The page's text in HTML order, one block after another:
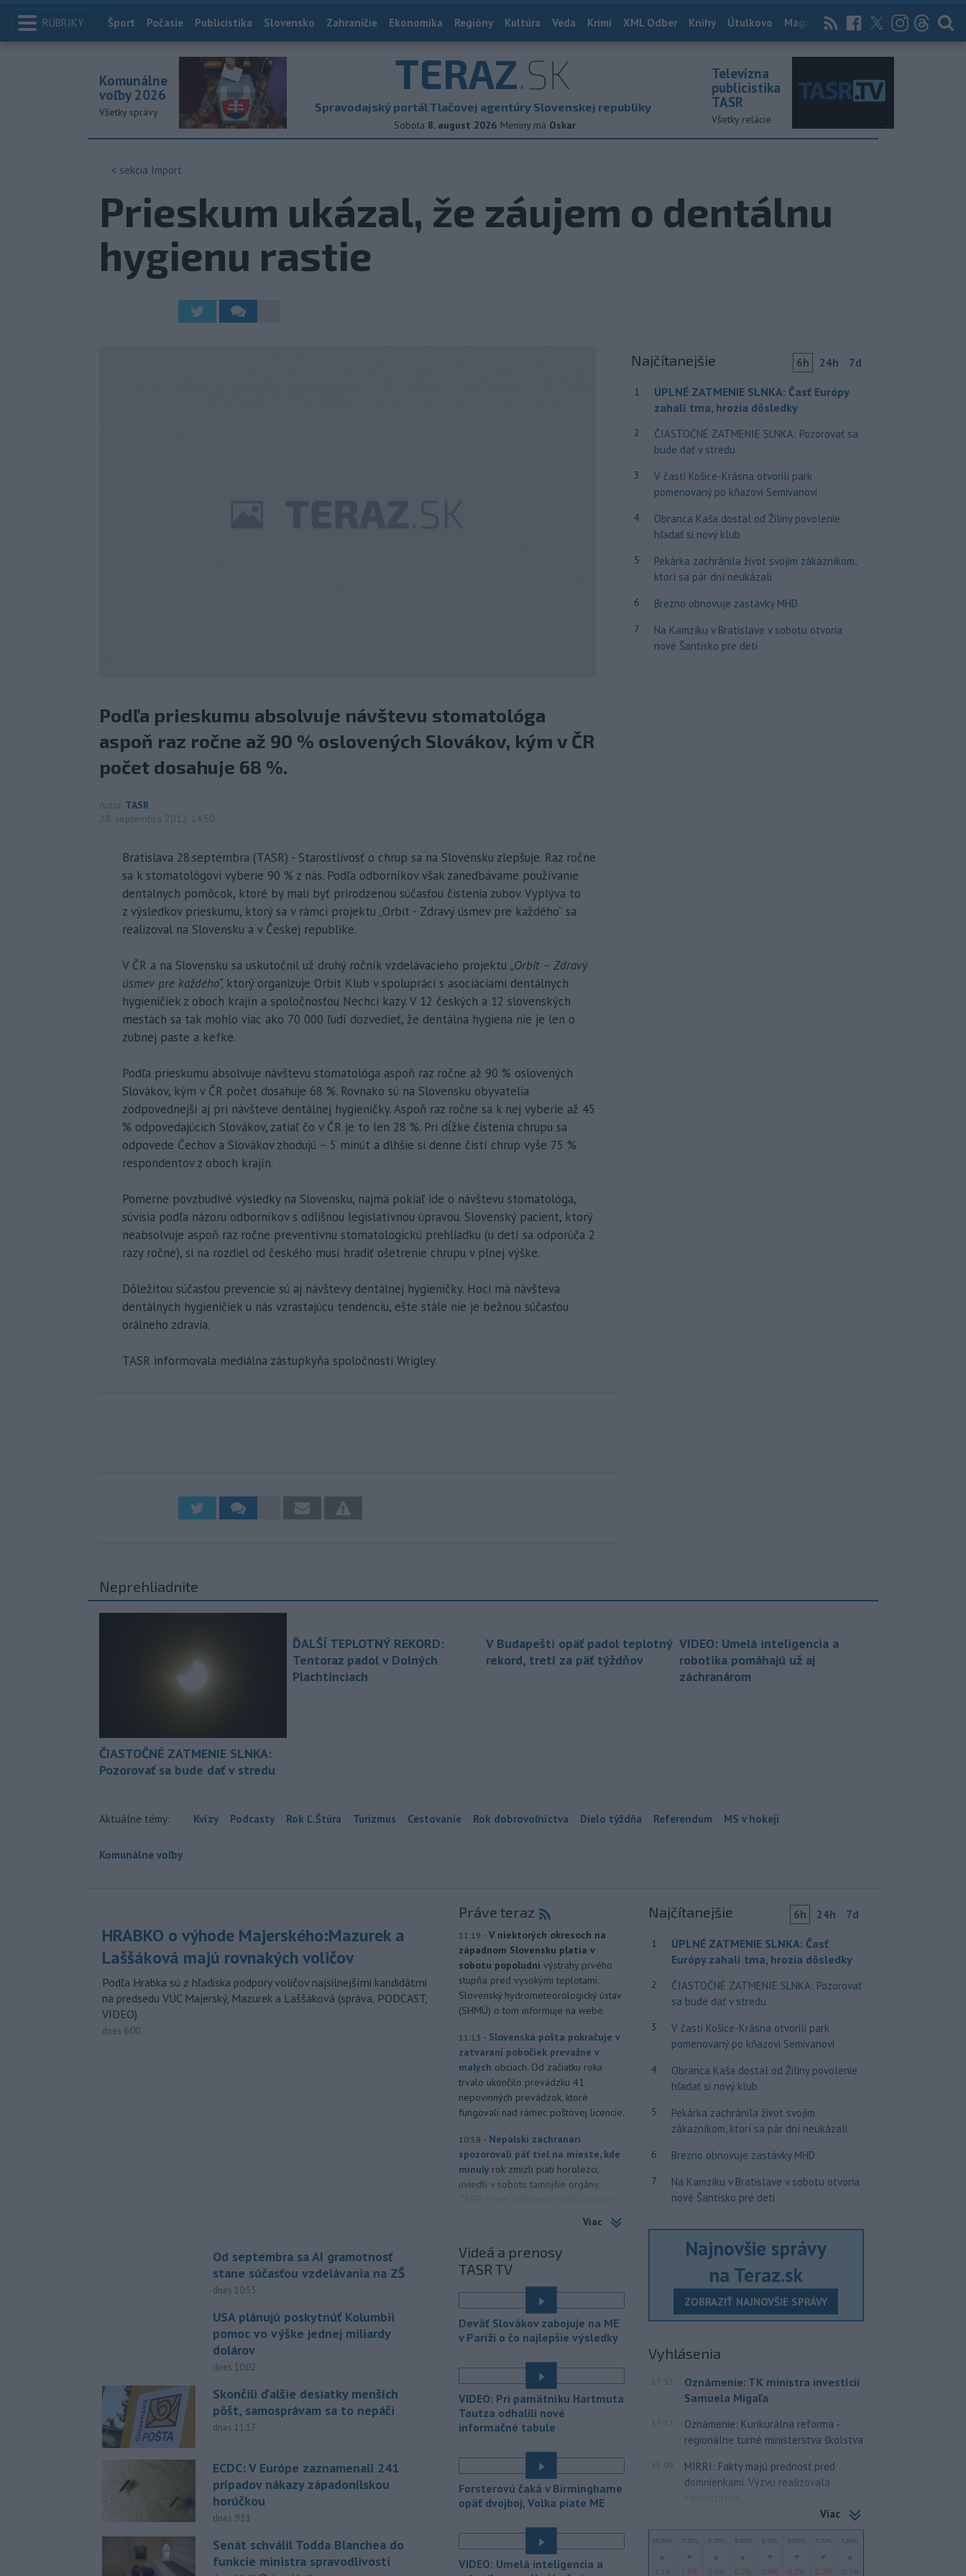
RUBRIKY Index
Šport Počasie Publicistika Slovensko Zahraničie Ekonomika Regióny Kultúra Veda Krimi XML Odber Knihy Útulkovo Magazín News Now Archív
TERAZ.SK
Spravodajský portál Tlačovej agentúry Slovenskej republiky
Sobota 8. august 2026 Meniny má Oskar
Komunálne
voľby 2026
Všetky správy
Televízna
publicistika
TASR
Všetky relácie
< sekcia Import
Prieskum ukázal, že záujem o dentálnu
hygienu rastie
Podľa prieskumu absolvuje návštevu stomatológa
aspoň raz ročne až 90 % oslovených Slovákov, kým v ČR
počet dosahuje 68 %.
Autor TASR
28. septembra 2012 14:50
Bratislava 28.septembra (TASR) - Starostlivosť o chrup sa na Slovensku zlepšuje. Raz ročne
sa k stomatológovi vyberie 90 % z nás. Podľa odborníkov však zanedbávame používanie
dentálnych pomôcok, ktoré by mali byť prirodzenou súčasťou čistenia zubov. Vyplýva to
z výsledkov prieskumu, ktorý sa v rámci projektu „Orbit - Zdravý úsmev pre každého“ sa
realizoval na Slovensku a v Českej republike.
V ČR a na Slovensku sa uskutočnil už druhý ročník vzdelávacieho projektu „Orbit – Zdravý
úsmev pre každého“, ktorý organizuje Orbit Klub v spolupráci s asociáciami dentálnych
hygieničiek z oboch krajín a spoločnosťou Nechci kazy. V 12 českých a 12 slovenských
mestách sa tak mohlo viac ako 70 000 ľudí dozvedieť, že dentálna hygiena nie je len o
zubnej paste a kefke.
Podľa prieskumu absolvuje návštevu stomatológa aspoň raz ročne až 90 % oslovených
Slovákov, kým v ČR počet dosahuje 68 %. Rovnako sú na Slovensku obyvatelia
zodpovednejší aj pri návšteve dentálnej hygieničky. Aspoň raz ročne sa k nej vyberie až 45
% odpovedajúcich Slovákov, zatiaľ čo v ČR je to len 28 %. Pri dĺžke čistenia chrupu sa
odpovede Čechov a Slovákov zhodujú – 5 minút a dlhšie si denne čistí chrup vyše 75 %
respondentov z oboch krajín.
Pomerne povzbudivé výsledky na Slovensku, najmä pokiaľ ide o návštevu stomatológa,
súvisia podľa názoru odborníkov s odlišnou legislatívnou úpravou. Slovenský pacient, ktorý
neabsolvuje aspoň raz ročne preventívnu stomatologickú prehliadku (u detí sa odporúča 2
razy ročne), si na rozdiel od českého musí hradiť ošetrenie chrupu v plnej výške.
Dôležitou súčasťou prevencie sú aj návštevy dentálnej hygieničky. Hoci má návšteva
dentálnych hygieničiek u nás vzrastajúcu tendenciu, ešte stále nie je bežnou súčasťou
orálneho zdravia.
TASR informovala mediálna zástupkyňa spoločnosti Wrigley.
Najčítanejšie 6h 24h 7d
1
ÚPLNÉ ZATMENIE SLNKA: Časť Európy
zahalí tma, hrozia dôsledky
2
ČIASTOČNÉ ZATMENIE SLNKA: Pozorovať sa
bude dať v stredu
3
V časti Košice-Krásna otvorili park
pomenovaný po kňazovi Semivanovi
4
Obranca Kaša dostal od Žiliny povolenie
hľadať si nový klub
5
Pekárka zachránila život svojim zákazníkom,
ktorí sa pár dní neukázali
6 Brezno obnovuje zastávky MHD
7
Na Kamzíku v Bratislave v sobotu otvoria
nové Šantisko pre deti
Neprehliadnite
ČIASTOČNÉ ZATMENIE SLNKA:
Pozorovať sa bude dať v stredu
ĎALŠÍ TEPLOTNÝ REKORD:
Tentoraz padol v Dolných
Plachtinciach
V Budapešti opäť padol teplotný
rekord, tretí za päť týždňov
VIDEO: Umelá inteligencia a
robotika pomáhajú už aj
záchranárom
Aktuálne témy: Kvízy Podcasty Rok Ľ.Štúra Turizmus Cestovanie Rok dobrovoľníctva Dielo týždňa Referendum MS v hokeji
Komunálne voľby
HRABKO o výhode Majerského:Mazurek a
Laššáková majú rovnakých voličov
Podľa Hrabka sú z hľadiska podpory voličov najsilnejšími kandidátmi
na predsedu VÚC Majerský, Mazurek a Laššáková (správa, PODCAST,
VIDEO)
dnes 6:00
Od septembra sa AI gramotnosť
stane súčasťou vzdelávania na ZŠ
dnes 10:53
USA plánujú poskytnúť Kolumbii
pomoc vo výške jednej miliardy
dolárov
dnes 10:02
Skončili ďalšie desiatky menších
pôšt, samosprávam sa to nepáči
dnes 11:17
ECDC: V Európe zaznamenali 241
prípadov nákazy západonílskou
horúčkou
dnes 9:11
Senát schválil Todda Blanchea do
funkcie ministra spravodlivosti
Práve teraz
11:19 - V niektorých okresoch na
západnom Slovensku platia v
sobotu popoludní výstrahy prvého
stupňa pred vysokými teplotami.
Slovenský hydrometeorologický ústav
(SHMÚ) o tom informuje na webe.
11:13 - Slovenská pošta pokračuje v
zatváraní pobočiek prevažne v
malých obciach. Od začiatku roka
trvalo ukončilo prevádzku 41
nepovinných prevádzok, ktoré
fungovali nad rámec poštovej licencie.
10:58 - Nepálski záchranári
spozorovali päť tiel na mieste, kde
minulý rok zmizli piati horolezci,
uviedli v sobotu tamojšie orgány.
sobotu schválil Todda Blanchea
ako ministra
bol poverený vedením tohto rezortu
od apríla, keď americký prezident
Donald Trump odvolal z funkcie Pam
Bondiovú.
zahraničných vecí v piatok
oznámilo, že vláda prezidenta
Donalda Trumpa plánuje Kolumbii
poskytnúť miliardu dolárov na pomoc
v oblasti bezpečnosti.
09:40 - Slovenským firmám naďalej
chýbajú pracovníci s konkrétnymi
zručnosťami pričom digitalizácia,
automatizácia a AI menia obsah
profesie. Účinným riešením na
prepojenie potrieb trhu práce s
pracovnou silou môže byť
Viac
Videá a prenosy
TASR TV
Deväť Slovákov zabojuje na ME
v Paríži o čo najlepšie výsledky
VIDEO: Pri pamätníku Hartmuta
Tautza odhalili nové
informačné tabule
Forsterovú čaká v Birminghame
opäť dvojboj, Volka piate ME
VIDEO: Umelá inteligencia a
Najčítanejšie 6h 24h 7d
1
ÚPLNÉ ZATMENIE SLNKA: Časť
Európy zahalí tma, hrozia dôsledky
2
ČIASTOČNÉ ZATMENIE SLNKA: Pozorovať
sa bude dať v stredu
3
V časti Košice-Krásna otvorili park
pomenovaný po kňazovi Semivanovi
4
Obranca Kaša dostal od Žiliny povolenie
hľadať si nový klub
5
Pekárka zachránila život svojim
zákazníkom, ktorí sa pár dní neukázali
6 Brezno obnovuje zastávky MHD
7
Na Kamzíku v Bratislave v sobotu otvoria
nové Šantisko pre deti
Najnovšie správy
na Teraz.sk
ZOBRAZIŤ NAJNOVŠIE SPRÁVY
Vyhlásenia
17:32
Oznámenie: TK ministra investícií
Samuela Migaľa
17:17
Oznámenie: Kurikurálna reforma -
regionálne turné ministerstva školstva
15:09
MIRRI: Fakty majú prednosť pred
domnienkami. Výzvu realizovala
samostatná...
Viac